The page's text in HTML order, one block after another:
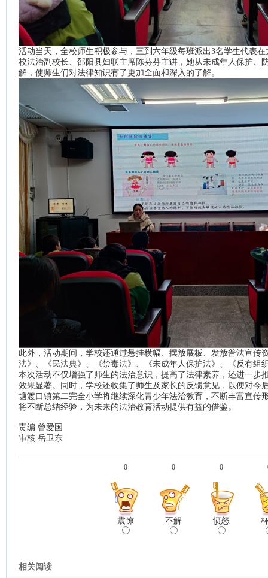
活动当天，全校师生积极参与，三到六年级每班派出3名学生代表
校法治副校长、邵阳县妇联主席陈芬芬主讲，她从未成年人保护
解，使师生们对法律知识有了更加全面和深入的了解。
此外，活动期间，学校还通过悬挂横幅、摆放展板、发放普法宣
法》、《民法典》、《禁毒法》、《未成年人保护法》、《反有组
本次活动不仅增强了师生的法治意识，提高了法律素养，还进一
效果显著。同时，学校还收集了师生及家长的反馈意见，以便对今
塘渡口镇第二完全小学将继续深化青少年法治教育，不断丰富宣
将不断总结经验，为未来的法治教育活动提供有益的借鉴。
责编 曾爱国
审核 岳卫东
0
震惊
0
不解
0
愤怒
相关阅读